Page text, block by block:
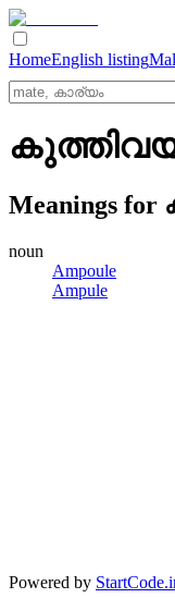
HomeEnglish listing
Meanings for
noun
Ampoule
Ampule
Powered by